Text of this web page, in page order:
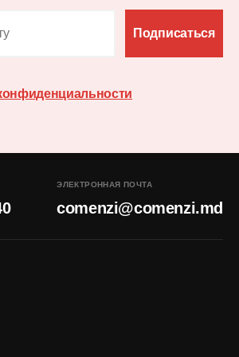
Подписаться
ЭЛЕКТРОННАЯ ПОЧТА
comenzi@comenzi.md